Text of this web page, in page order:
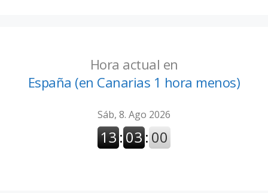
Hora actual en
España (en Canarias 1 hora menos)